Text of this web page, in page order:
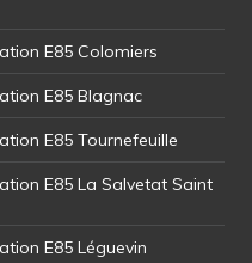
E85 Colomiers
E85 Blagnac
E85 Tournefeuille
E85 La Salvetat Saint
E85 Léguevin